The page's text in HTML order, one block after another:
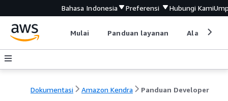
Bahasa Indonesia Preferensi Hubungi Kami
Mulai Panduan layanan Alat
Dokumentasi Amazon Kendra Panduan Developer